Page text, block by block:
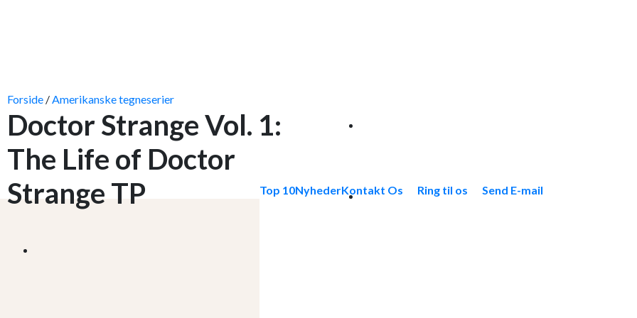
Top 10NyhederKontakt Os Ring til os Send E-mail
Forside /Amerikanske tegneserier
Doctor Strange Vol. 1:
The Life of Doctor
Strange TP